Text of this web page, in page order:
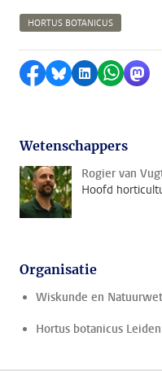
HORTUS BOTANICUS
Delen op Facebook
Delen viaDelen op
Delen
Wetenschappers
Rogier van
Hoofd
Organisatie
Wiskunde en
Hortus botanicus Leiden